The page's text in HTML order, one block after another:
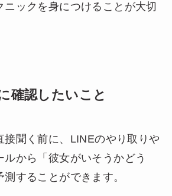
ニックを身につけることが大切
確認したいこと
接聞く前に、LINEのやり取りや
から「彼女がいそうかどう
することができます。